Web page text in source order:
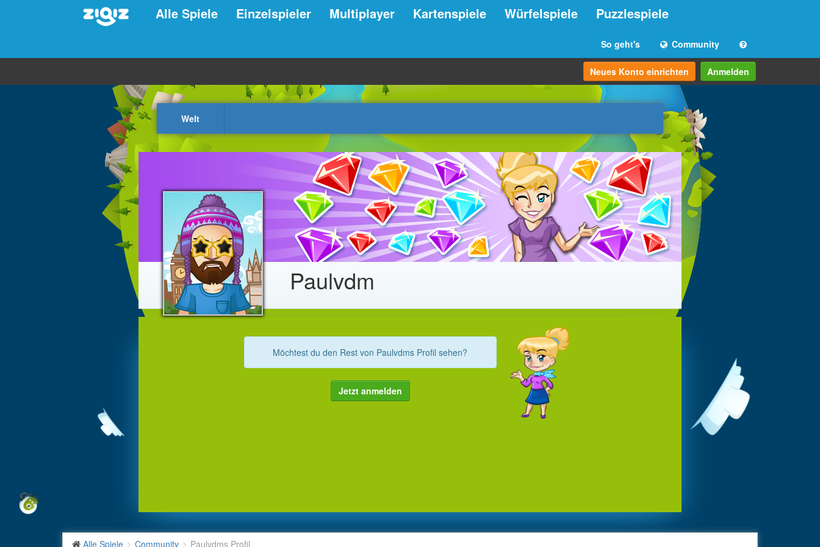
Alle Spiele Einzelspieler Multiplayer Kartenspiele Würfelspiele Puzzlespiele
So geht's Community
Neues Konto einrichten Anmelden
Welt
Paulvdm
Möchtest du den Rest von Paulvdms Profil sehen?
Jetzt anmelden
Alle Spiele Community Paulvdms Profil